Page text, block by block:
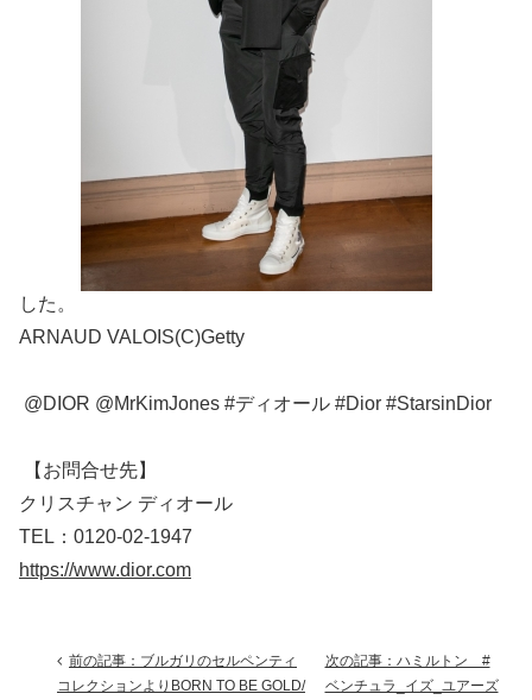
した。
ARNAUD VALOIS(C)Getty
@DIOR @MrKimJones #ディオール #Dior #StarsinDior
【お問合せ先】
クリスチャン ディオール
TEL：0120-02-1947
https://www.dior.com
前の記事：ブルガリのセルペンティ
コレクションよりBORN TO BE GOLD/
次の記事：ハミルトン #
ベンチュラ_イズ_ユアーズ